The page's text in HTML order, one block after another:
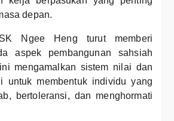
depan.
Ngee Heng turut memberi
aspek pembangunan sahsiah
mengamalkan sistem nilai dan
untuk membentuk individu yang
bertoleransi, dan menghormati